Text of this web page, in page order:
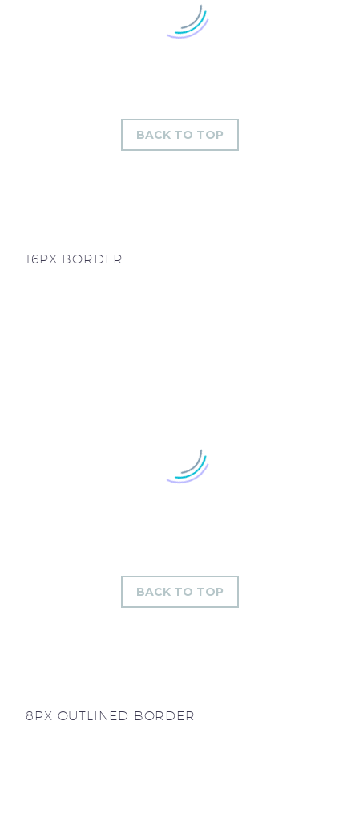
BACK TO TOP
16PX BORDER
BACK TO TOP
8PX OUTLINED BORDER